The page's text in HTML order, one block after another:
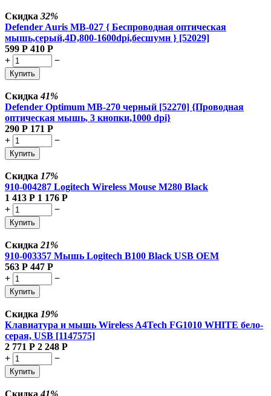
Скидка 32%
Defender Auris MB-027 { Беспроводная оптическая
мышь,серый,4D,800-1600dpi,бесшумн } [52029]
599 Р 410 Р
+
−
Купить
Скидка41%
Defender Optimum MB-270 черный [52270] {Проводная
оптическая мышь, 3 кнопки,1000 dpi}
290 Р 171 Р
+
−
Купить
Скидка 17%
910-004287 Logitech Wireless Mouse M280 Black
1 413 Р 1 176 Р
+
−
Купить
Скидка 21%
910-003357 Мышь Logitech B100 Black USB OEM
563 Р 447 Р
+
−
Купить
Скидка 19%
Клавиатура и мышь Wireless A4Tech FG1010 WHITE бело-
серая, USB [1147575]
2 771 Р 2 248 Р
+
−
Купить
Скидка41%